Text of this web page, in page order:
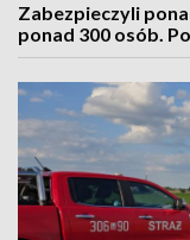
Zabezpieczyli
ponad 300 osób.